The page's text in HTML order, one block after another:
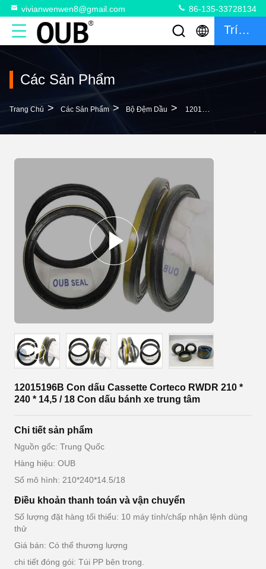
vivianwenwen8@gmail.com 86-135-33728134
Trích Dẫn
Các Sản Phẩm
Trang Chủ > Các Sản Phẩm > Bộ Đệm Dầu > 12015196B Con Dấu Cassette Corteco RWDR 210 * 240 * 14,5 / 18 Con Dấu Bánh Xe Trung Tâm
12015196B Con dấu Cassette Corteco RWDR 210 *
240 * 14,5 / 18 Con dấu bánh xe trung tâm
Chi tiết sản phẩm
Nguồn gốc: Trung Quốc
Hàng hiệu: OUB
Số mô hình: 210*240*14.5/18
Điều khoản thanh toán và vận chuyển
Số lượng đặt hàng tối thiểu: 10 máy tính/chấp nhận lệnh dùng
thử
Giá bán: Có thể thương lượng
chi tiết đóng gói: Túi PP bên trong.